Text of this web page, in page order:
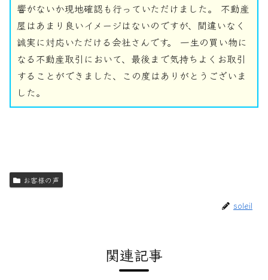
響がないか現地確認も行っていただけました。 不動産
屋はあまり良いイメージはないのですが、間違いなく
誠実に対応いただける会社さんです。 一生の買い物に
なる不動産取引において、最後まで気持ちよくお取引
することができました、この度はありがとうございま
した。
お客様の声
soleil
関連記事